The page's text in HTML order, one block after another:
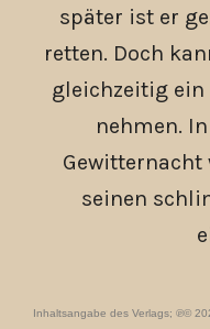
später ist er
retten. Doch
gleichzeitig ein
nehmen.
seinen
Inhaltsangabe des Verlags; ℗©